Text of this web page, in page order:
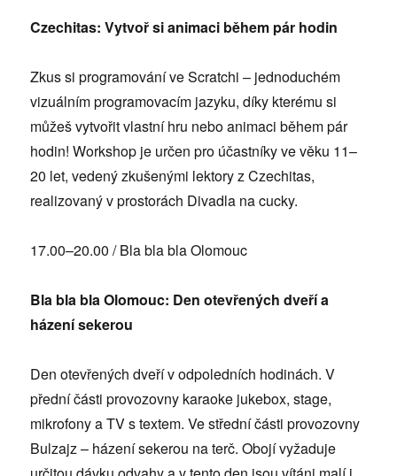
Czechitas: Vytvoř si animaci během pár hodin
Zkus si programování ve Scratchi – jednoduchém
vizuálním programovacím jazyku, díky kterému si
můžeš vytvořit vlastní hru nebo animaci během pár
hodin! Workshop je určen pro účastníky ve věku 11–
20 let, vedený zkušenými lektory z Czechitas,
realizovaný v prostorách Divadla na cucky.
17.00–20.00 / Bla bla bla Olomouc
Bla bla bla Olomouc: Den otevřených dveří a
házení sekerou
Den otevřených dveří v odpoledních hodinách. V
přední části provozovny karaoke jukebox, stage,
mikrofony a TV s textem. Ve střední části provozovny
Bulzajz – házení sekerou na terč. Obojí vyžaduje